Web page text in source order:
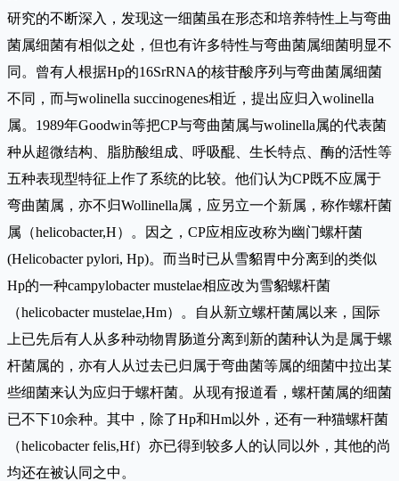
研究的不断深入，发现这一细菌虽在形态和培养特性上与弯曲
菌属细菌有相似之处，但也有许多特性与弯曲菌属细菌明显不
同。曾有人根据Hp的16SrRNA的核苷酸序列与弯曲菌属细菌
不同，而与wolinella succinogenes相近，提出应归入wolinella
属。1989年Goodwin等把CP与弯曲菌属与wolinella属的代表菌
种从超微结构、脂肪酸组成、呼吸醌、生长特点、酶的活性等
五种表现型特征上作了系统的比较。他们认为CP既不应属于
弯曲菌属，亦不归Wollinella属，应另立一个新属，称作螺杆菌
属（helicobacter,H）。因之，CP应相应改称为幽门螺杆菌
(Helicobacter pylori, Hp)。而当时已从雪貂胃中分离到的类似
Hp的一种campylobacter mustelae相应改为雪貂螺杆菌
（helicobacter mustelae,Hm）。自从新立螺杆菌属以来，国际
上已先后有人从多种动物胃肠道分离到新的菌种认为是属于螺
杆菌属的，亦有人从过去已归属于弯曲菌等属的细菌中拉出某
些细菌来认为应归于螺杆菌。从现有报道看，螺杆菌属的细菌
已不下10余种。其中，除了Hp和Hm以外，还有一种猫螺杆菌
（helicobacter felis,Hf）亦已得到较多人的认同以外，其他的尚
均还在被认同之中。